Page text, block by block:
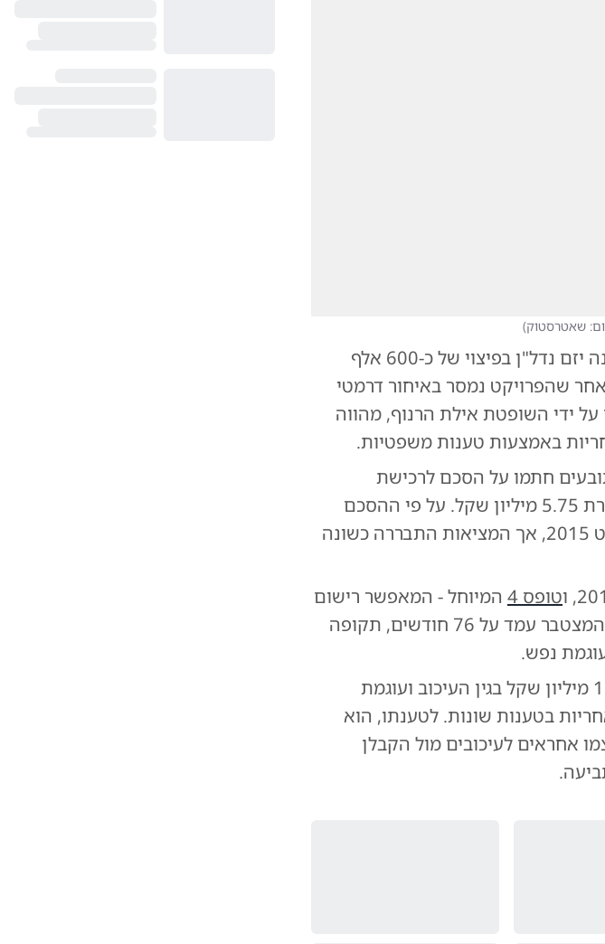
שאטרסטוק)
בית משפט השלום בהרצליה חייב לאחרונה יזם נדל"ן בפיצוי של כ-600 אלף
שהפרויקט נמסר באיחור דרמטי
ידי השופטת אילת הרנוף, מהווה
באמצעות טענות משפטיות.
ברחוב בר כוכבא בתל אביב תמורת 5.75 מיליון שקל. על פי ההסכם
המקורי, הנכס היה אמור להימסר באוגוסט 2015, אך המציאות התבררה כשונה
טופס 4
המיוחל - המאפשר רישום
בטאבו - התקבל רק בסוף 2021. העיכוב המצטבר עמד על 76 חודשים, תקופה
נפש.
בתביעה שהגישו הרוכשים, הם דרשו כ-1.1 מיליון שקל בגין העיכוב ועוגמת
בטענות שונות. לטענתו, הוא
אחראים לעיכובים מול הקבלן